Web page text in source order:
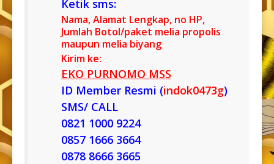
Ketik sms:
Nama, Alamat Lengkap, no HP,
Jumlah Botol/paket melia propolis
maupun melia biyang
Kirim ke:
EKO PURNOMO MSS
ID Member Resmi (indok0473g)
SMS/ CALL
0821 1000 9224
0857 1666 3664
0878 8666 3665